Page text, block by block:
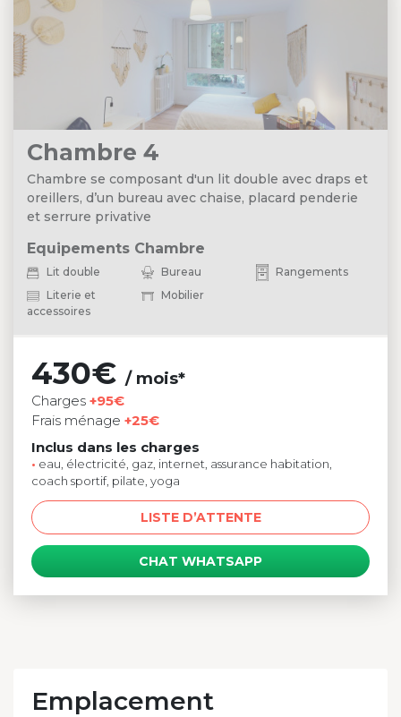
Chambre 4
Chambre se composant d'un lit double avec draps et
oreillers, d’un bureau avec chaise, placard penderie
et serrure privative
Equipements Chambre
Lit double Bureau
Rangements
Literie et
accessoires
Mobilier
430€ / mois*
Charges +95€
Frais ménage +25€
Inclus dans les charges
• eau, électricité, gaz, internet, assurance habitation,
coach sportif, pilate, yoga
LISTE D’ATTENTE
CHAT WHATSAPP
Emplacement